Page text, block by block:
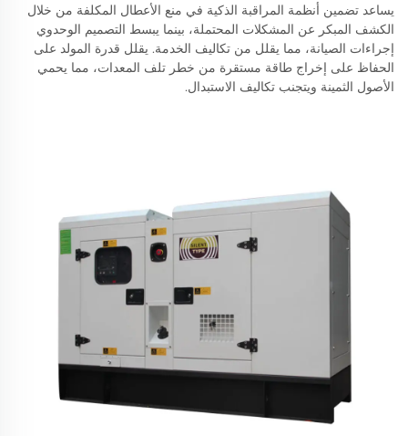
يساعد تضمين أنظمة المراقبة الذكية في منع الأعطال المكلفة من خلال
الكشف المبكر عن المشكلات المحتملة، بينما يبسط التصميم الوحدوي
إجراءات الصيانة، مما يقلل من تكاليف الخدمة. يقلل قدرة المولد على
الحفاظ على إخراج طاقة مستقرة من خطر تلف المعدات، مما يحمي
الأصول الثمينة ويتجنب تكاليف الاستبدال.